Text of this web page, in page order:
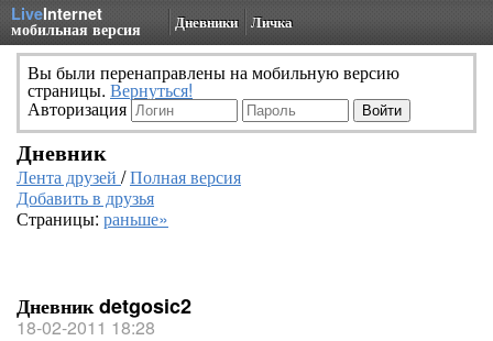
LiveInternet
мобильная версия Дневники Личка
Вы были перенаправлены на мобильную версию
страницы. Вернуться!
Авторизация
Дневник
Лента друзей /Полная версия
Добавить в друзья
Страницы: раньше»
Дневник detgosic2
18-02-2011 18:28